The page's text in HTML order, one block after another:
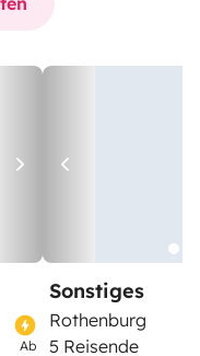
Ab
Sonstiges
Rothenburg
5 Reisende